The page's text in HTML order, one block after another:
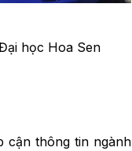
học Hoa Sen
cận thông tin ngành